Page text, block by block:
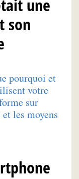
une
son
pourquoi et
votre
sur
les moyens